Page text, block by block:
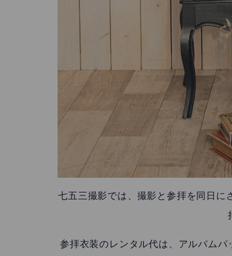
七五三撮影では、撮影と参拝を同日に
参拝衣装のレンタル代は、アルバム